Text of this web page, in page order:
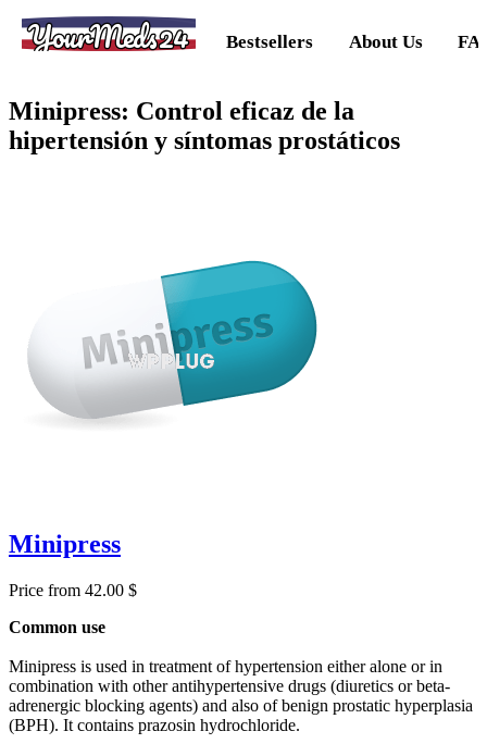
YourMeds24 Bestsellers About Us
Minipress: Control eficaz de la
hipertensión y síntomas prostáticos
Minipress
Price from 42.00 $
Common use
Minipress is used in treatment of hypertension either alone or in
combination with other antihypertensive drugs (diuretics or beta-
adrenergic blocking agents) and also of benign prostatic hyperplasia
(BPH). It contains prazosin hydrochloride.